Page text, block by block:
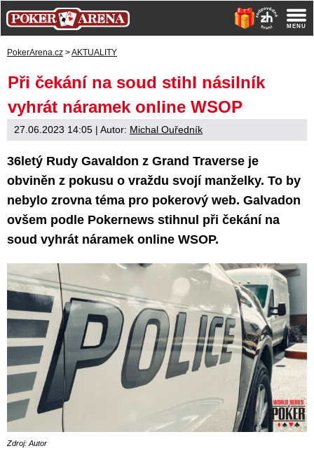
PokerArena.cz >AKTUALITY
Při čekání na soud stihl násilník
vyhrát náramek online WSOP
27.06.2023 14:05 | Autor: Michal Ouředník
36letý Rudy Gavaldon z Grand Traverse je
obviněn z pokusu o vraždu svojí manželky. To by
nebylo zrovna téma pro pokerový web. Galvadon
ovšem podle Pokernews stihnul při čekání na
soud vyhrát náramek online WSOP.
Zdroj: Autor